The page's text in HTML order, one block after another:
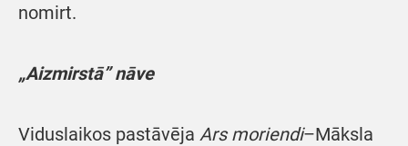
nomirt.
„Aizmirstā” nāve
Viduslaikos pastāvēja Ars moriendi–Māksla